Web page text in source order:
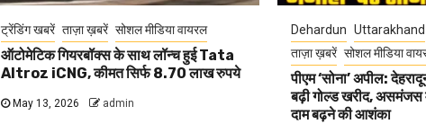
ट्रेंडिंग खबरें ताज़ा ख़बरें सोशल मीडिया वायरल
ऑटोमेटिक गियरबॉक्स के साथ लॉन्च हुई Tata
Altroz iCNG, कीमत सिर्फ 8.70 लाख रुपये
May 13, 2026 admin
Dehardun Uttarakhand
ताज़ा ख़बरें सोशल मीडिया
पीएम ‘सोना’ अपील:
बढ़ी गोल्ड खरीद, असमंजस
दाम बढ़ने की आशंका